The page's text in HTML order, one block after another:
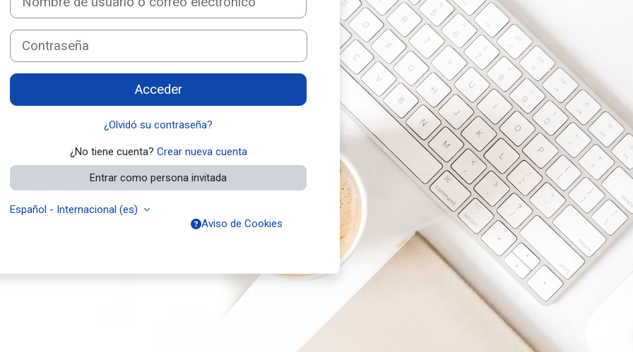
Contraseña
Acceder
¿Olvidó su contraseña?
¿No tiene cuenta? Crear nueva cuenta
Entrar como persona invitada
Español - Internacional ‎(es)‎
Aviso de Cookies